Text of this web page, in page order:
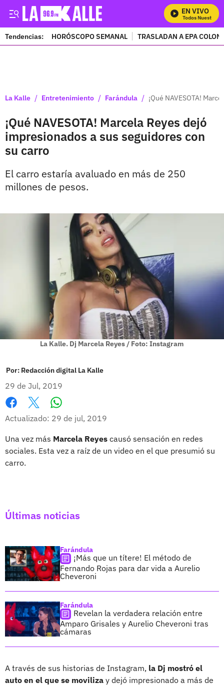
EN VIVO
Mira Todos Nuestros
Tendencias: HORÓSCOPO SEMANAL TRASLADAN A EPA
La Kalle / Entretenimiento / Farándula / ¡Qué NAVESOTA!
¡Qué NAVESOTA! Marcela Reyes dejó
impresionados a sus seguidores con
su carro
El carro estaría avaluado en más de 250
millones de pesos.
La Kalle. Dj Marcela Reyes / Foto: Instagram
Por: Redacción digital La Kalle
29 de Jul, 2019
Facebook
X
Actualizado: 29 de jul, 2019
Una vez más Marcela Reyes causó sensación en redes
sociales. Esta vez a raíz de un video en el que presumió su
carro.
Últimas noticias
Farándula
¡Más que un títere! El método de
Fernando Rojas para dar vida a Aurelio
Cheveroni
Farándula
Revelan la verdadera relación entre
Amparo Grisales y Aurelio Cheveroni tras
cámaras
A través de sus historias de Instagram, la Dj mostró el
auto en el que se moviliza y dejó impresionado a más de